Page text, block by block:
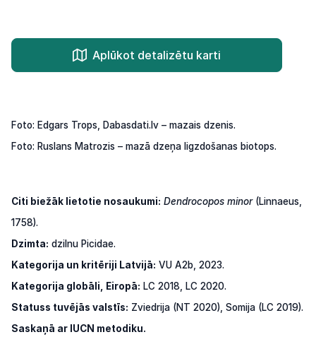
Aplūkot detalizētu karti
Foto: Edgars Trops, Dabasdati.lv – mazais dzenis.
Foto: Ruslans Matrozis – mazā dzeņa ligzdošanas biotops.
Citi biežāk lietotie nosaukumi: Dendrocopos minor(Linnaeus,
1758).
Dzimta: dzilnu Picidae.
Kategorija un kritēriji Latvijā: VU A2b, 2023.
Kategorija globāli, Eiropā: LC 2018, LC 2020.
Statuss tuvējās valstīs: Zviedrija (NT 2020), Somija (LC 2019).
Saskaņā ar IUCN metodiku.